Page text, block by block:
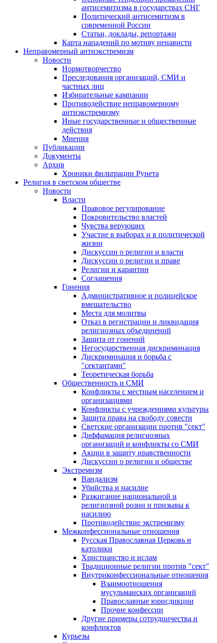
антисемитизма в государствах СНГ
Политический антисемитизм в
современной России
Статьи, доклады, репортажи
Карта нападений по мотиву ненависти
Неправомерный антиэкстремизм
Новости
Нормотворчество
Преследования организаций, СМИ и
частных лиц
Избирательные кампании
Противодействие неправомерному
антиэкстремизму
Иные государственные и общественные
действия
Мнения
Публикации
Документы
Архив
Хроники фильтрации Рунета
Религия в светском обществе
Новости
Власти
Правовое регулирование
Покровительство властей
Чувства верующих
Участие в выборах и в политической
жизни
Дискуссии о религии и власти
Дискуссии о религии и праве
Религии и карантин
Соглашения
Гонения
Административное и полицейское
вмешательство
Места для молитвы
Отказ в регистрации и ликвидация
религиозных объединений
Защита от гонений
Негосударственная дискриминация
Дискриминация и борьба с
"сектантами"
Теоретическая борьба
Общественность и СМИ
Конфликты с местным населением и
организациями
Конфликты с учреждениями культуры
Защита права на свободу совести
Светские организации против "сект"
Диффамация религиозных
организаций и конфликты со СМИ
Акции в защиту нравственности
Дискуссии о религии и обществе
Экстремизм
Вандализм
Убийства и насилие
Разжигание национальной и
религиозной розни и призывы к
насилию
Противодействие экстремизму
Межконфессиональные отношения
Русская Православная Церковь и
католики
Христианство и ислам
Традиционные религии против "сект"
Внутриконфессиональные отношения
Взаимоотношения
мусульманских организаций
Православные юрисдикции
Прочие конфессии
Другие примеры сотрудничества и
конфликтов
Курьезы